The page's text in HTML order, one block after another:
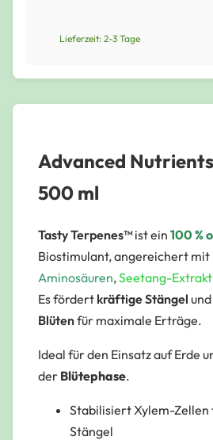
Lieferzeit: 2-3 Tage
Advanced
500 ml
Tasty Terpenes™ ist ein 100 %
Biostimulant, angereichert mit
Aminosäuren,Seetang-Extrakt
Es fördert kräftige Stängel und
Blütenfür maximale Erträge.
Ideal für den Einsatz auf Erde
der Blütephase.
Stabilisiert Xylem-Zellen
Stängel